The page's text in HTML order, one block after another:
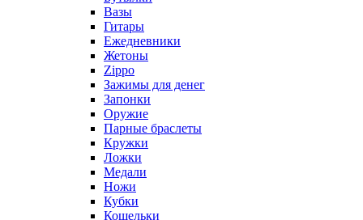
Вазы
Гитары
Ежедневники
Жетоны
Zippo
Зажимы для денег
Запонки
Оружие
Парные браслеты
Кружки
Ложки
Медали
Ножи
Кубки
Кошельки